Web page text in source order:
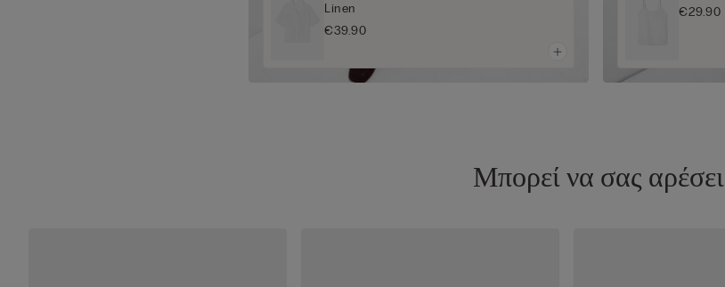
Linen
€39.90
€29.90
Μπορεί να σας αρέσει